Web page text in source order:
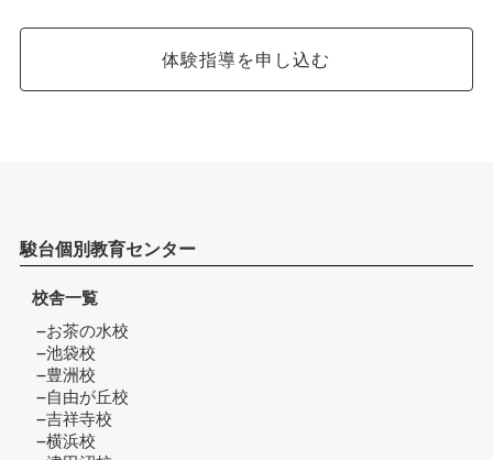
体験指導を申し込む
駿台個別教育センター
校舎一覧
お茶の水校
池袋校
豊洲校
自由が丘校
吉祥寺校
横浜校